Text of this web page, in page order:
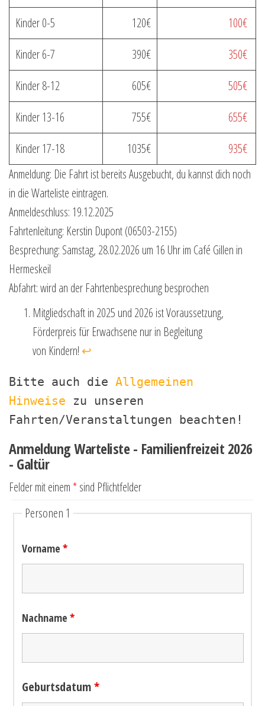
Kinder 0-5
120€
100€
Kinder 6-7
390€
350€
Kinder 8-12
605€
505€
Kinder 13-16
755€
655€
Kinder 17-18
1035€
935€
Anmeldung: Die Fahrt ist bereits Ausgebucht, du kannst dich noch
in die Warteliste eintragen.
Anmeldeschluss: 19.12.2025
Fahrtenleitung: Kerstin Dupont (06503-2155)
Besprechung: Samstag, 28.02.2026 um 16 Uhr im Café Gillen in
Hermeskeil
Abfahrt: wird an der Fahrtenbesprechung besprochen
Mitgliedschaft in 2025 und 2026 ist Voraussetzung,
Förderpreis für Erwachsene nur in Begleitung
von Kindern! ↩︎
Bitte auch die Allgemeinen
Hinweise zu unseren
Anmeldung Warteliste - Familienfreizeit 2026
- Galtür
Felder mit einem *sind Pflichtfelder
Personen 1
Vorname *
Nachname *
Geburtsdatum*